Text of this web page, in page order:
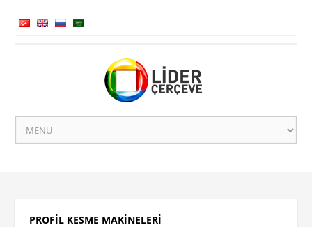
PROFİL KESME MAKİNELERİ